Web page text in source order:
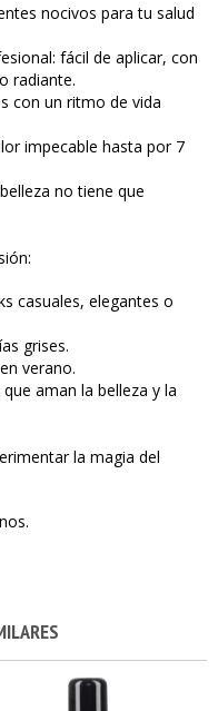
nocivos para tu salud
fácil de aplicar, con
radiante.
con un ritmo de vida
impecable hasta por 7
no tiene que
casuales, elegantes o
grises.
verano.
aman la belleza y la
la magia del